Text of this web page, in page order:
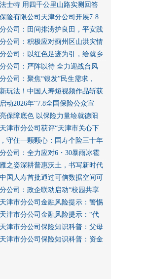
士特 用四千公里山路实测回答
险有限公司天津分公司开展7·8
公司：田间排涝护良田，平安践
公司：积极应对蓟州区山洪灾情
公司：以红色足迹为引，绘就乡
公司：严阵以待 全力迎战台风
公司：聚焦“银发”民生需求，
玩法！中国人寿短视频作品斩获
动2026年“7.8全国保险公众宣
保障底色 以保险力量绘就德阳
津市分公司获评“天津市关心下
守住一颗颗心：国寿个险三十年
公司：全力应对6・30暴雨冰雹
之姿深耕普惠沃土，书写新时代
国人寿首批通过可信数据空间可
公司：政企联动启动“校园共享
津市分公司金融风险提示：警惕
津市分公司金融风险提示：“代
津市分公司保险知识科普：父母
津市分公司保险知识科普：资金